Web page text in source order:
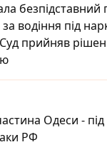
водіння під
прийняв
Одеси -
РФ